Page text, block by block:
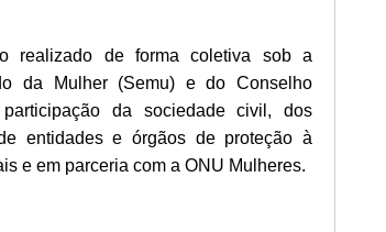
realizado de forma coletiva sob a
da Mulher (Semu) e do Conselho
da sociedade civil, dos
entidades e órgãos de proteção à
e em parceria com a ONU Mulheres.